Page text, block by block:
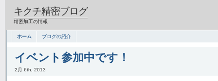
キクチ精密ブログ
精密加工の情報
ホーム ブログの紹介
イベント参加中です！
2月 6th, 2013